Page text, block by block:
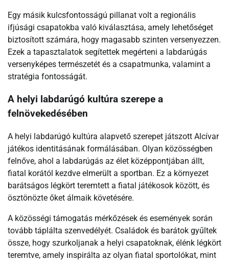
Egy másik kulcsfontosságú pillanat volt a regionális
ifjúsági csapatokba való kiválasztása, amely lehetőséget
biztosított számára, hogy magasabb szinten versenyezzen.
Ezek a tapasztalatok segítettek megérteni a labdarúgás
versenyképes természetét és a csapatmunka, valamint a
stratégia fontosságát.
A helyi labdarúgó kultúra szerepe a
felnövekedésében
A helyi labdarúgó kultúra alapvető szerepet játszott Alcívar
játékos identitásának formálásában. Olyan közösségben
felnőve, ahol a labdarúgás az élet középpontjában állt,
fiatal korától kezdve elmerült a sportban. Ez a környezet
barátságos légkört teremtett a fiatal játékosok között, és
ösztönözte őket álmaik követésére.
A közösségi támogatás mérkőzések és események során
tovább táplálta szenvedélyét. Családok és barátok gyűltek
össze, hogy szurkoljanak a helyi csapatoknak, élénk légkört
teremtve, amely inspirálta az olyan fiatal sportolókat, mint